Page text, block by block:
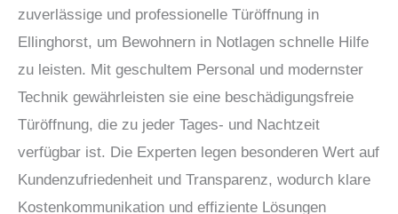
zuverlässige und professionelle Türöffnung in
Ellinghorst, um Bewohnern in Notlagen schnelle Hilfe
zu leisten. Mit geschultem Personal und modernster
Technik gewährleisten sie eine beschädigungsfreie
Türöffnung, die zu jeder Tages- und Nachtzeit
verfügbar ist. Die Experten legen besonderen Wert auf
Kundenzufriedenheit und Transparenz, wodurch klare
Kostenkommunikation und effiziente Lösungen